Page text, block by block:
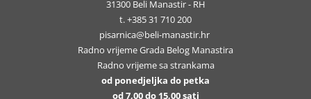
31300 Beli Manastir - RH
t. +385 31 710 200
pisarnica@beli-manastir.hr
Radno vrijeme Grada Belog Manastira
Radno vrijeme sa strankama
od ponedjeljka do petka
od 7,00 do 15,00 sati